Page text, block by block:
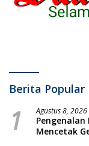
Berita Popular
1 Agustus 8, 2026
Pengenalan
Mencetak